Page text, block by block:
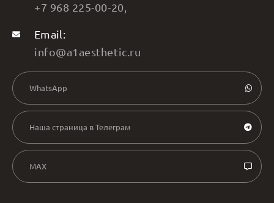
+7 968 225-00-20,
Email:
info@a1aesthetic.ru
WhatsApp
Наша страница в Телеграм
MAX